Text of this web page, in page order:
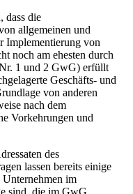
dass die
allgemeinen und
Implementierung von
noch am ehesten durch
1 und 2 GwG) erfüllt
Geschäfts- und
von anderen
nach dem
Vorkehrungen und
des
lassen bereits einige
im
sind, die im GwG